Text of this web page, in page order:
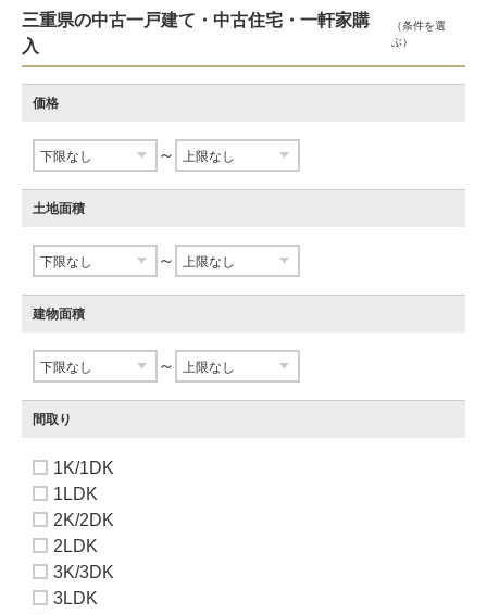
三重県の中古一戸建て・中古住宅・一軒家購
入
（条件を選
ぶ）
価格
～
土地面積
～
建物面積
～
間取り
1K/1DK
1LDK
2K/2DK
2LDK
3K/3DK
3LDK